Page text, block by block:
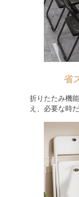
省
折りたたみ機
え、必要な時